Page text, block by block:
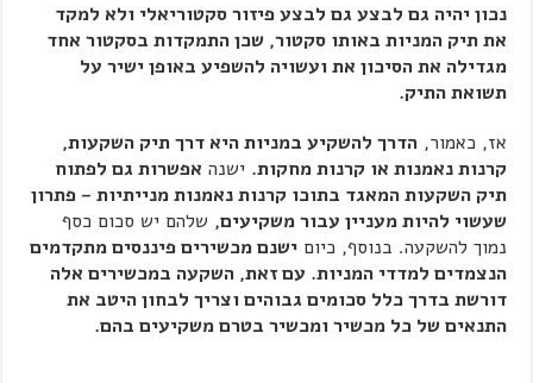
נכון יהיה גם לבצע גם לבצע פיזור סקטוריאלי ולא למקד
את תיק המניות באותו סקטור, שכן התמקדות בסקטור אחד
מגדילה את הסיכון את ועשויה להשפיע באופן ישיר על
תשואת התיק.
אז, כאמור,הדרך להשקיע במניות היא דרך תיק השקעות,
קרנות נאמנות או קרנות מחקות. ישנה אפשרות גם לפתוח
תיק השקעות המאגד בתוכו קרנות נאמנות מנייתיות – פתרון
שעשוי להיות מעניין עבור משקיעים, שלהם יש סכום כסף
נמוך להשקעה. בנוסף, כיוםישנם מכשירים פיננסים מתקדמים
הנצמדים למדדי המניות. עם זאת, השקעה במכשירים אלה
דורשת בדרך כלל סכומים גבוהים וצריך לבחון היטב את
התנאים של כל מכשיר ומכשיר בטרם משקיעים בהם.